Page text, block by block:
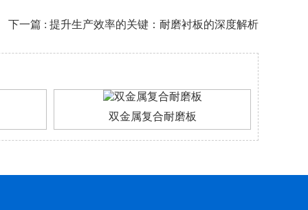
下一篇 : 提升生产效率的关键：耐磨衬板的深度解析
双金属复合耐磨板